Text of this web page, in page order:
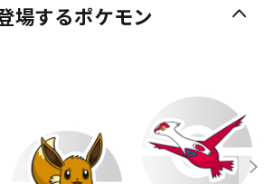
場するポケモン